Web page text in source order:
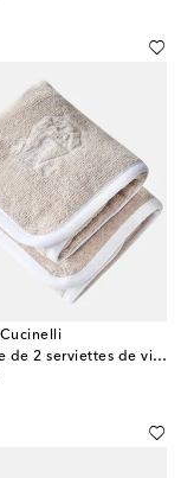
Ensemble de 2 serviettes de visage en coton